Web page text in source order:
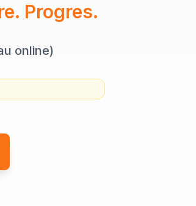
Progres.
online)